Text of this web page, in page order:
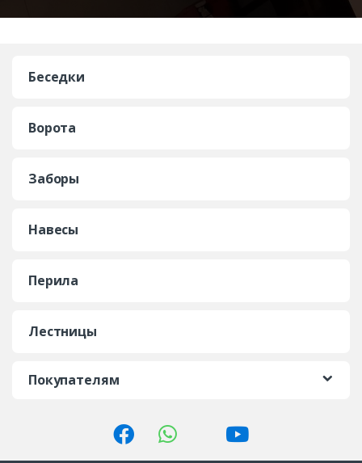
Беседки
Ворота
Заборы
Навесы
Перила
Лестницы
Покупателям